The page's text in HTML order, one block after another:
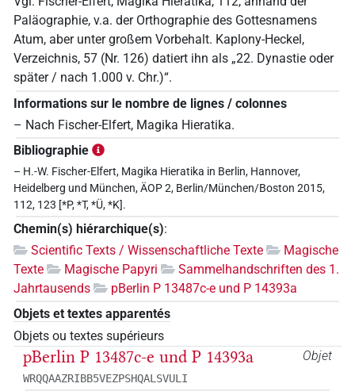
Paläographie, v.a. der Orthographie des Gottesnamens
Atum, aber unter großem Vorbehalt. Kaplony-Heckel,
Verzeichnis, 57 (Nr. 126) datiert ihn als „22. Dynastie oder
später / nach 1.000 v. Chr.)“.
Informations sur le nombre de lignes / colonnes
– Nach Fischer-Elfert, Magika Hieratika.
Bibliographie
– H.-W. Fischer-Elfert, Magika Hieratika in Berlin, Hannover,
Heidelberg und München, ÄOP 2, Berlin/München/Boston 2015,
112, 123 [*P, *T, *Ü, *K].
Chemin(s) hiérarchique(s):
Scientific Texts / Wissenschaftliche Texte
Magische
Texte
Magische Papyri
Sammelhandschriften des 1.
Jahrtausends
pBerlin P 13487c-e und P 14393a
Objets et textes apparentés
Objets ou textes supérieurs
Objet
pBerlin P 13487c-e und P 14393a
WRQQAAZRIBB5VEZPSHQALSVULI